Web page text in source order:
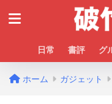
日常 書評 グ
ホーム ガジェット